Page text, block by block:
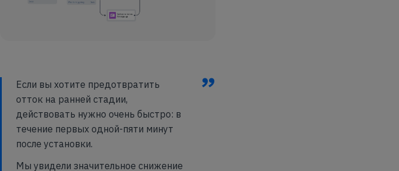
”
Если вы хотите предотвратить
отток на ранней стадии,
действовать нужно очень быстро: в
течение первых одной-пяти минут
после установки.
Мы увидели значительное снижение